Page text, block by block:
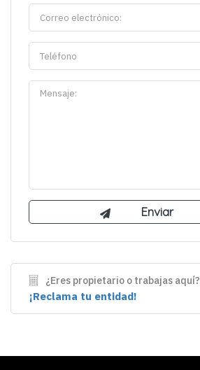
¿Eres propietario o trabajas aquí?
¡Reclama tu entidad!